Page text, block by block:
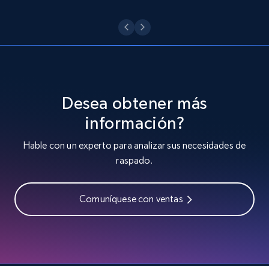
Desea obtener más
información?
Hable con un experto para analizar sus necesidades de
raspado.
Comuníquese con ventas